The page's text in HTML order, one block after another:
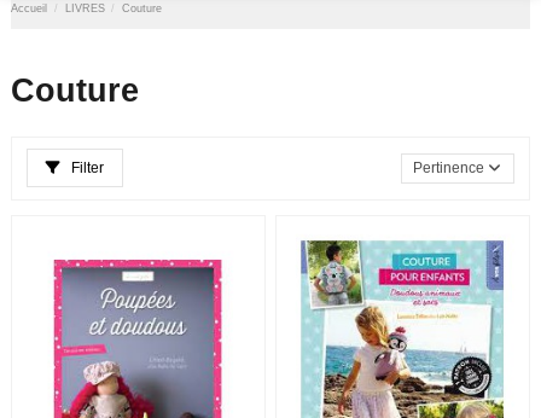
Accueil LIVRES Couture
Couture
Filter Pertinence